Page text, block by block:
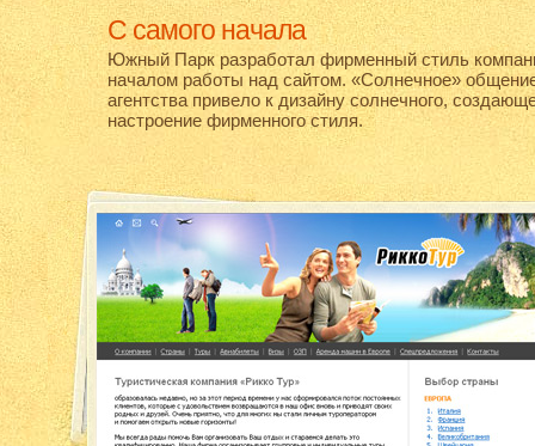
С самого начала
Южный Парк разработал фирменный стиль
началом работы над сайтом. «Солнечное»
агентства привело к дизайну солнечного,
настроение фирменного стиля.